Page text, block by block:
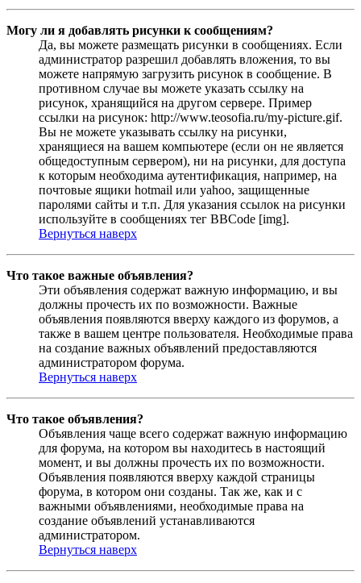
Могу ли я добавлять рисунки к сообщениям?
Да, вы можете размещать рисунки в сообщениях. Если
администратор разрешил добавлять вложения, то вы
можете напрямую загрузить рисунок в сообщение. В
противном случае вы можете указать ссылку на
рисунок, хранящийся на другом сервере. Пример
ссылки на рисунок: http://www.teosofia.ru/my-picture.gif.
Вы не можете указывать ссылку на рисунки,
хранящиеся на вашем компьютере (если он не является
общедоступным сервером), ни на рисунки, для доступа
к которым необходима аутентификация, например, на
почтовые ящики hotmail или yahoo, защищенные
паролями сайты и т.п. Для указания ссылок на рисунки
используйте в сообщениях тег BBCode [img].
Вернуться наверх
Что такое важные объявления?
Эти объявления содержат важную информацию, и вы
должны прочесть их по возможности. Важные
объявления появляются вверху каждого из форумов, а
также в вашем центре пользователя. Необходимые права
на создание важных объявлений предоставляются
администратором форума.
Вернуться наверх
Что такое объявления?
Объявления чаще всего содержат важную информацию
для форума, на котором вы находитесь в настоящий
момент, и вы должны прочесть их по возможности.
Объявления появляются вверху каждой страницы
форума, в котором они созданы. Так же, как и с
важными объявлениями, необходимые права на
создание объявлений устанавливаются
администратором.
Вернуться наверх